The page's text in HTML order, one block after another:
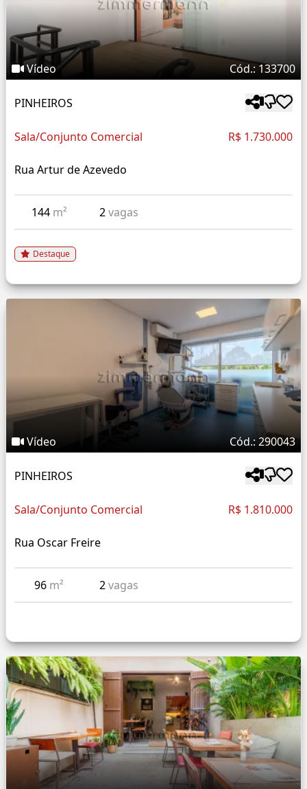
Vídeo Cód.: 133700
PINHEIROS
Sala/Conjunto Comercial R$ 1.730.000
Rua Artur de Azevedo
144 m² 2vagas
Destaque
Vídeo Cód.: 290043
PINHEIROS
Sala/Conjunto Comercial R$ 1.810.000
Rua Oscar Freire
96 m² 2vagas